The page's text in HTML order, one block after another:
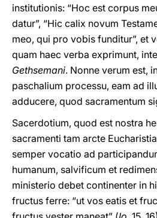
institutionis: “Hoc est corpus
datur”, “Hic calix novum
meo, qui pro vobis funditur”, et
quam haec verba exprimunt,
Gethsemani. Nonne verum est,
paschalium processu, eam ad
adducere, quod sacramentum
Sacerdotium, quod est nostra
sacramenti tam arcte
semper vocatio ad
humanum, salvificum et
ministerio debet continenter in
fructus ferre: “ut vos eatis et